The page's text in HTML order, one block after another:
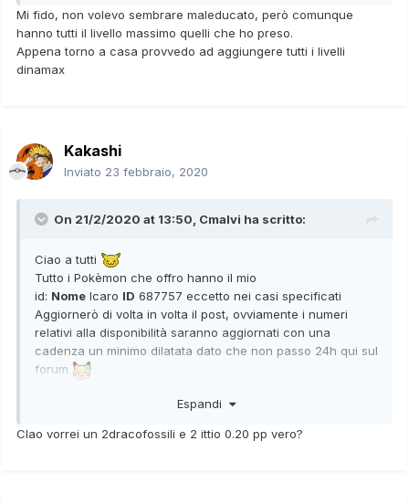
Mi fido, non volevo sembrare maleducato, però comunque
hanno tutti il livello massimo quelli che ho preso.
Appena torno a casa provvedo ad aggiungere tutti i livelli
dinamax
Kakashi
Inviato 23 febbraio, 2020
On 21/2/2020 at 13:50, Cmalvi ha scritto:
Ciao a tutti
Tutto i Pokèmon che offro hanno il mio
id: Nome Icaro ID 687757 eccetto nei casi specificati
Aggiornerò di volta in volta il post, ovviamente i numeri
relativi alla disponibilità saranno aggiornati con una
cadenza un minimo dilatata dato che non passo 24h qui sul
forum
cerco semplicemente Pokèmon (da tenere) che mi
Espandi
CIao vorrei un 2dracofossili e 2 ittio 0.20 pp vero?